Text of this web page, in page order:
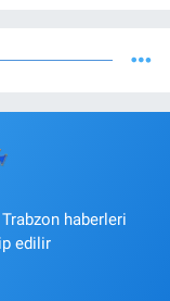
haberleri
edilir